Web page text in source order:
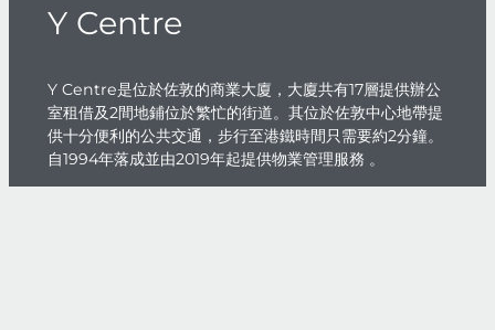
Y Centre
Y Centre是位於佐敦的商業大廈，大廈共有17層提供辦公
室租借及2間地鋪位於繁忙的街道。其位於佐敦中心地帶提
供十分便利的公共交通，步行至港鐵時間只需要約2分鐘。
自1994年落成並由2019年起提供物業管理服務 。